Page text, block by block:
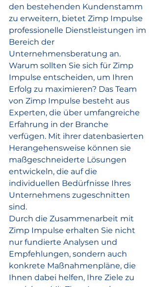
den bestehenden Kundenstamm
zu erweitern, bietet Zimp Impulse
professionelle Dienstleistungen im
Bereich der
Unternehmensberatung an.
Warum sollten Sie sich für Zimp
Impulse entscheiden, um Ihren
Erfolg zu maximieren? Das Team
von Zimp Impulse besteht aus
Experten, die über umfangreiche
Erfahrung in der Branche
verfügen. Mit ihrer datenbasierten
Herangehensweise können sie
maßgeschneiderte Lösungen
entwickeln, die auf die
individuellen Bedürfnisse Ihres
Unternehmens zugeschnitten
sind.
Durch die Zusammenarbeit mit
Zimp Impulse erhalten Sie nicht
nur fundierte Analysen und
Empfehlungen, sondern auch
konkrete Maßnahmenpläne, die
Ihnen dabei helfen, Ihre Ziele zu